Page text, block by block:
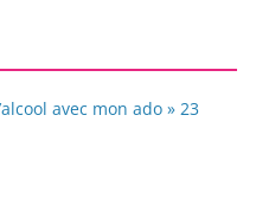
avec mon ado » 23